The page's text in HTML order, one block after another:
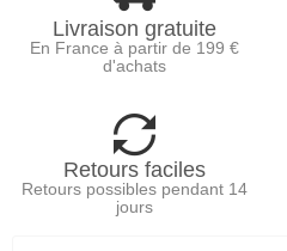
Livraison gratuite
En France à partir de 199 €
d'achats
Retours faciles
Retours possibles pendant 14
jours